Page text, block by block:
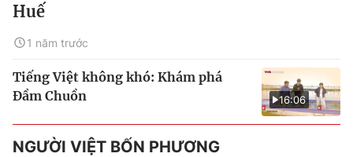
Huế
1 năm trước
16:06
Tiếng Việt không khó: Khám phá
Đầm Chuồn
NGƯỜI VIỆT BỐN PHƯƠNG